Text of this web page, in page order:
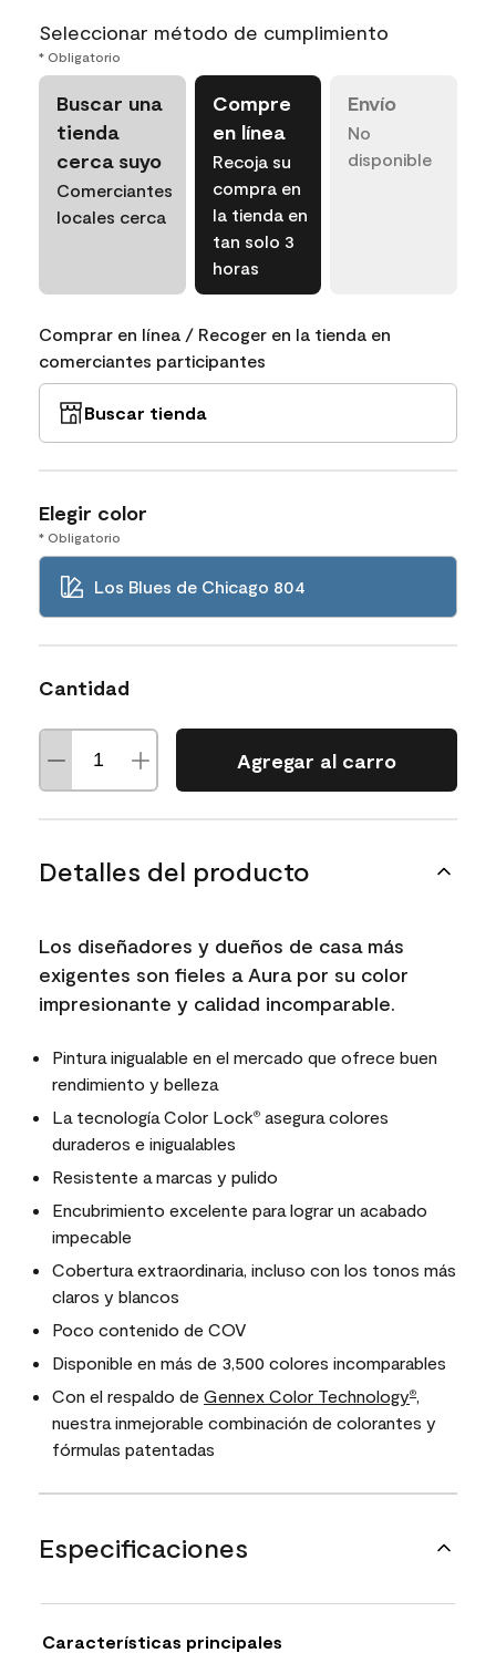
Seleccionar método de cumplimiento
* Obligatorio
Buscar una
tienda
cerca suyo
Comerciantes
locales cerca
Compre
en línea
Recoja su
compra en
la tienda en
tan solo 3
horas
Envío
No
disponible
Comprar en línea / Recoger en la tienda en
comerciantes participantes
Buscar tienda
Elegir color
* Obligatorio
Los Blues de Chicago 804
Cantidad
Agregar al carro
Detalles del producto
Los diseñadores y dueños de casa más
exigentes son fieles a Aura por su color
impresionante y calidad incomparable.
Pintura inigualable en el mercado que ofrece buen
rendimiento y belleza
La tecnología Color Lock® asegura colores
duraderos e inigualables
Resistente a marcas y pulido
Encubrimiento excelente para lograr un acabado
impecable
Cobertura extraordinaria, incluso con los tonos más
claros y blancos
Poco contenido de COV
Disponible en más de 3,500 colores incomparables
Con el respaldo de Gennex Color Technology®,
nuestra inmejorable combinación de colorantes y
fórmulas patentadas
Especificaciones
Características principales